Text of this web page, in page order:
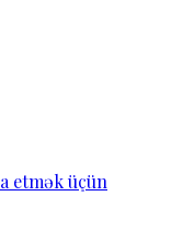
etmək üçün